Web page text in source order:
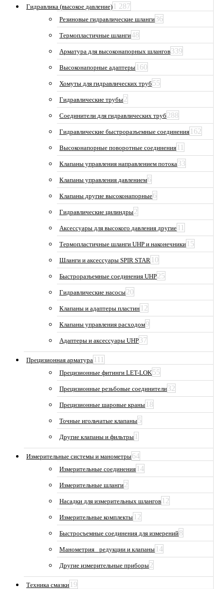
Гидравлика (высокое давление) 1 287
Резиновые гидравлические шланги36
Термопластичные шланги48
Арматура для высоконапорных шлангов339
Высоконапорные адаптеры 160
Хомуты для гидравлических труб 55
Гидравлические трубы2
Соединители для гидравлических труб 288
Гидравлические быстроразъемные соединения 162
Высоконапорные поворотные соединения 11
Клапаны управления направлением потока 33
Клапаны управления давлением6
Клапаны другие высоконапорные6
Гидравлические цилиндры2
Аксессуары для высокого давления другие 11
Термопластичные шланги UHP и наконечники 15
Шланги и аксессуары SPIR STAR 10
Быстроразъемные соединения UHP25
Гидравлические насосы20
Клапаны и адаптеры пластин 12
Клапаны управления расходом9
Адаптеры и аксессуары UHP37
Прецизионная арматура 111
Прецизионные фитинги LET-LOK55
Прецизионные резьбовые соединители32
Прецизионные шаровые краны 18
Точные игольчатые клапаны5
Другие клапаны и фильтры 1
Измерительные системы и манометры64
Измерительные соединения 14
Измерительные шланги2
Насадки для измерительных шлангов 12
Измерительные комплекты 12
Быстросъемные соединения для измерений8
Манометрия_ редукции и клапаны 14
Другие измерительные приборы2
Техника смазки 19